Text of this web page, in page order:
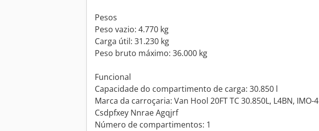
Pesos
Peso vazio: 4.770 kg
Carga útil: 31.230 kg
Peso bruto máximo: 36.000 kg
Funcional
Capacidade do compartimento de carga: 30.850 l
Marca da carroçaria: Van Hool 20FT TC 30.850L, L4BN, IMO-4
Csdpfxey Nnrae Agqjrf
Número de compartimentos: 1